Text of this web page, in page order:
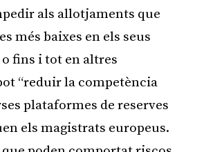
als allotjaments que
més baixes en els seus
fins i tot en altres
“reduir la competència
plataformes de reserves
els magistrats europeus.